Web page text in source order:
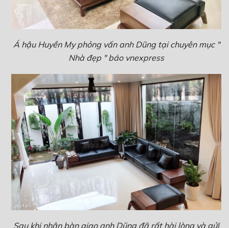
Á hậu Huyền My phỏng vấn anh Dũng tại chuyên mục "
Nhà đẹp " báo vnexpress
Sau khi nhận bàn giao anh Dũng đã rất hài lòng và gửi